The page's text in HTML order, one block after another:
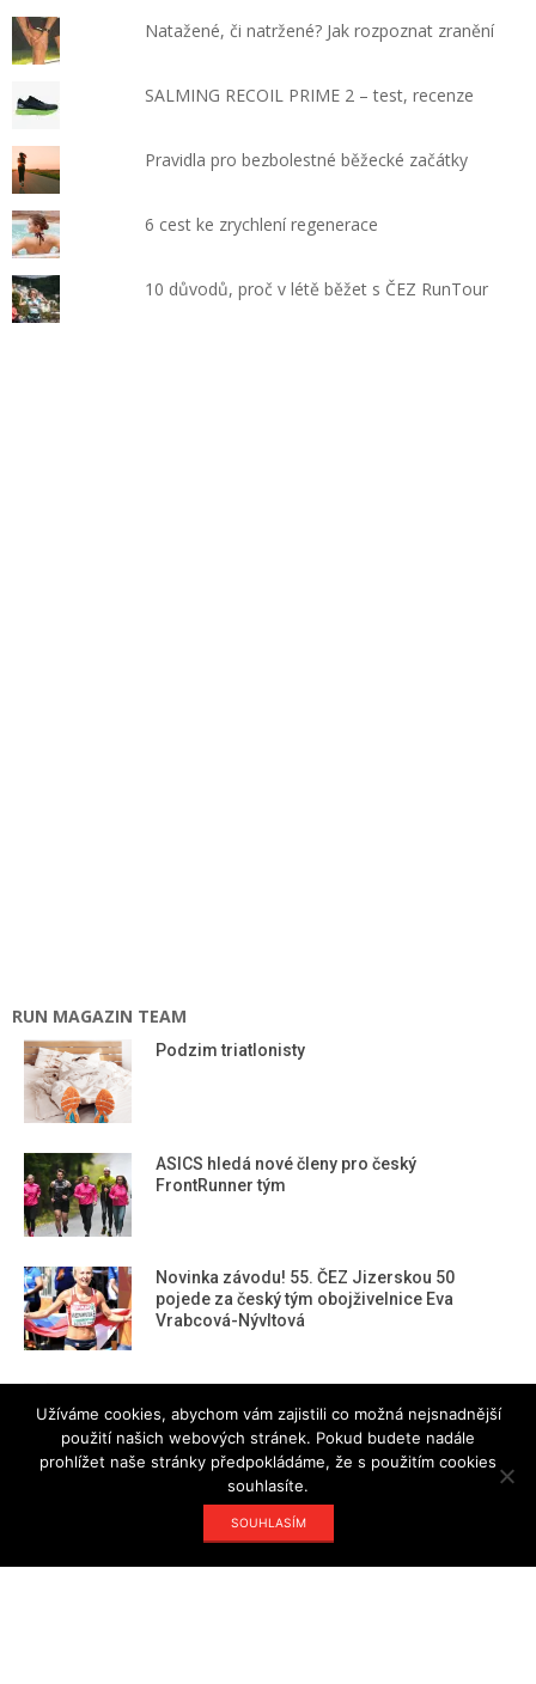
Natažené, či natržené? Jak rozpoznat zranění
SALMING RECOIL PRIME 2 – test, recenze
Pravidla pro bezbolestné běžecké začátky
6 cest ke zrychlení regenerace
10 důvodů, proč v létě běžet s ČEZ RunTour
RUN MAGAZIN TEAM
Podzim triatlonisty
ASICS hledá nové členy pro český
FrontRunner tým
Novinka závodu! 55. ČEZ Jizerskou 50
pojede za český tým obojživelnice Eva
Vrabcová-Nývltová
Kdy jindy, než teď… Novoroční virtuální běh i
Užíváme cookies, abychom vám zajistili co možná nejsnadnější
použití našich webových stránek. Pokud budete nadále
prohlížet naše stránky předpokládáme, že s použitím cookies
souhlasíte.
SOUHLASÍM